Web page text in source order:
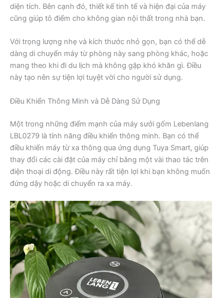
diện tích. Bên cạnh đó, thiết kế tinh tế và hiện đại của máy
cũng giúp tô điểm cho không gian nội thất trong nhà bạn.
Với trọng lượng nhẹ và kích thước nhỏ gọn, bạn có thể dễ
dàng di chuyển máy từ phòng này sang phòng khác, hoặc
mang theo khi đi du lịch mà không gặp khó khăn gì. Điều
này tạo nên sự tiện lợi tuyệt vời cho người sử dụng.
Điều Khiển Thông Minh và Dễ Dàng Sử Dụng
Một trong những điểm mạnh của máy sưởi gốm Lebenlang
LBL0279 là tính năng điều khiển thông minh. Bạn có thể
điều khiển máy từ xa thông qua ứng dụng Tuya Smart, giúp
thay đổi các cài đặt của máy chỉ bằng một vài thao tác trên
điện thoại di động. Điều này rất tiện lợi khi bạn không muốn
đứng dậy hoặc di chuyển ra xa máy.